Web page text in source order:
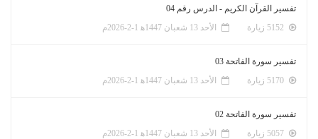
تفسير القرآن الكريم - الدرس رقم 04
الأحد 13 شعبان 1447ﻫ 1-2-2026م
تفسير سورة الفاتحة 03
الأحد 13 شعبان 1447ﻫ 1-2-2026م
تفسير سورة الفاتحة 02
الأحد 13 شعبان 1447ﻫ 1-2-2026م